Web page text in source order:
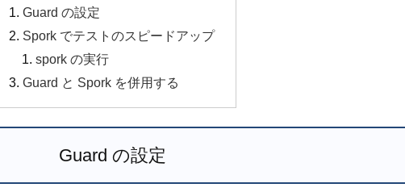
Guard の設定
Spork でテストのスピードアップ
spork の実行
Guard と Spork を併用する
Guard の設定